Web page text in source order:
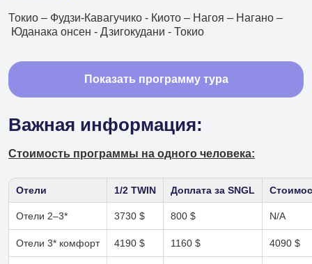
+7 (902) 075-96-64
+7 (902) 556 45 56
+7 (495) 969 45 67
Филиал в Москве
Токио – Фудзи-Кавагучико - Киото – Нагоя – Нагано –
Юданака онсен - Дзигокудани - Токио
Показать программу тура
Важная информация:
Стоимость программы на одного человека:
Отели 1/2 TWIN Доплата за SNGL
Отели 2–3* 3730 $ 800 $ N/A
Отели 3* комфорт 4190 $ 1160 $ 4090 $